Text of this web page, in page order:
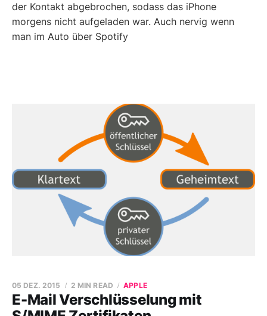
der Kontakt abgebrochen, sodass das iPhone
morgens nicht aufgeladen war. Auch nervig wenn
man im Auto über Spotify
E-Mail Verschlüsselung mit
05 DEZ. 2015 2 MIN READ APPLE